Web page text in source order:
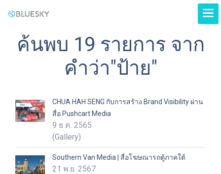
ค้นพบ 19 รายการ จาก
คำว่า"ป้าย"
CHUA HAH SENG กับการสร้าง Brand Visibility ผ่าน
สื่อ Pushcart Media
9 ธ.ค. 2565
(Gallery)
Southern Van Media | สื่อโฆษณารถตู้ภาคใต้
21 พ.ย. 2567